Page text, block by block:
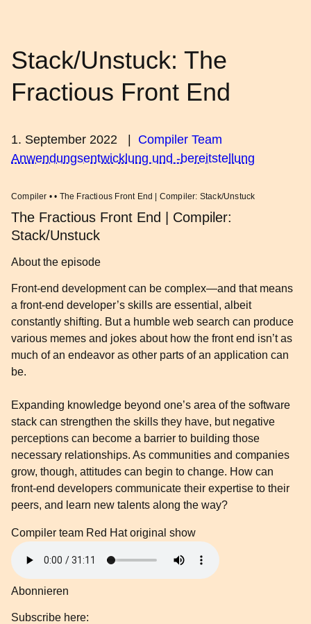
Stack/Unstuck: The
Fractious Front End
1. September 2022
Compiler Team
Anwendungsentwicklung und -bereitstellung
Compiler • • The Fractious Front End | Compiler: Stack/Unstuck
The Fractious Front End | Compiler:
Stack/Unstuck
About the episode
Front-end development can be complex—and that means
a front-end developer’s skills are essential, albeit
constantly shifting. But a humble web search can produce
various memes and jokes about how the front end isn’t as
much of an endeavor as other parts of an application can
be.
Expanding knowledge beyond one’s area of the software
stack can strengthen the skills they have, but negative
perceptions can become a barrier to building those
necessary relationships. As communities and companies
grow, though, attitudes can begin to change. How can
front-end developers communicate their expertise to their
peers, and learn new talents along the way?
Compiler team Red Hat original show
Abonnieren
Subscribe here: